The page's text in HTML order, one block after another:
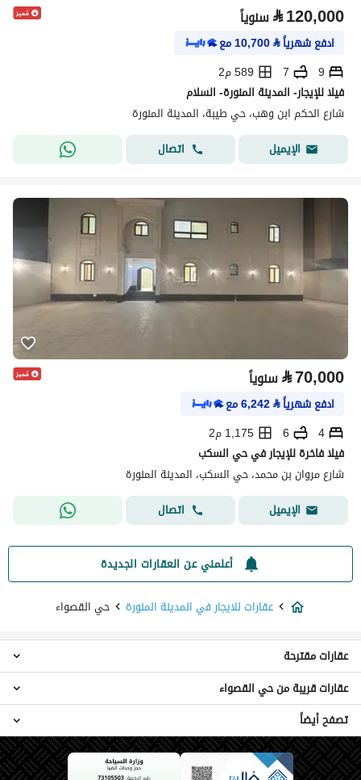
⃁120,000 سنوياً
ادفع شهرياً⃁
10,700مع
9
7
589 م2
فيلا للإيجار- المدينة المنورة- السلام
شارع الحكم ابن وهب، حي طيبة، المدينة المنورة
الإيميل
اتصال
⃁70,000 سنوياً
ادفع شهرياً⃁
6,242مع
4
6
1,175 م2
فيلا فاخرة للإيجار في حي السكب
شارع مروان بن محمد، حي السكب، المدينة المنورة
الإيميل
اتصال
أعلمني عن العقارات الجديدة
عقارات للايجار في المدينة المنورة
حي القصواء
عقارات استوديو للايجار في حي القصواء
عقارات 2 غرفة نوم للايجار في حي القصواء
عقارات 4 غرف نوم للايجار في حي القصواء
عقارات 5 غرف نوم للايجار في حي القصواء
عقارات 6 غرف نوم للايجار في حي القصواء
عقارات مقترحة
عقارات حي الجابرة
عقارات حي الحساء
عقارات حي الظاهرة
عقارات قريبة من حي القصواء
عقارات للايجار اليومي في حي القصواء
عقارات للبيع في حي القصواء
تصفح أيضاً